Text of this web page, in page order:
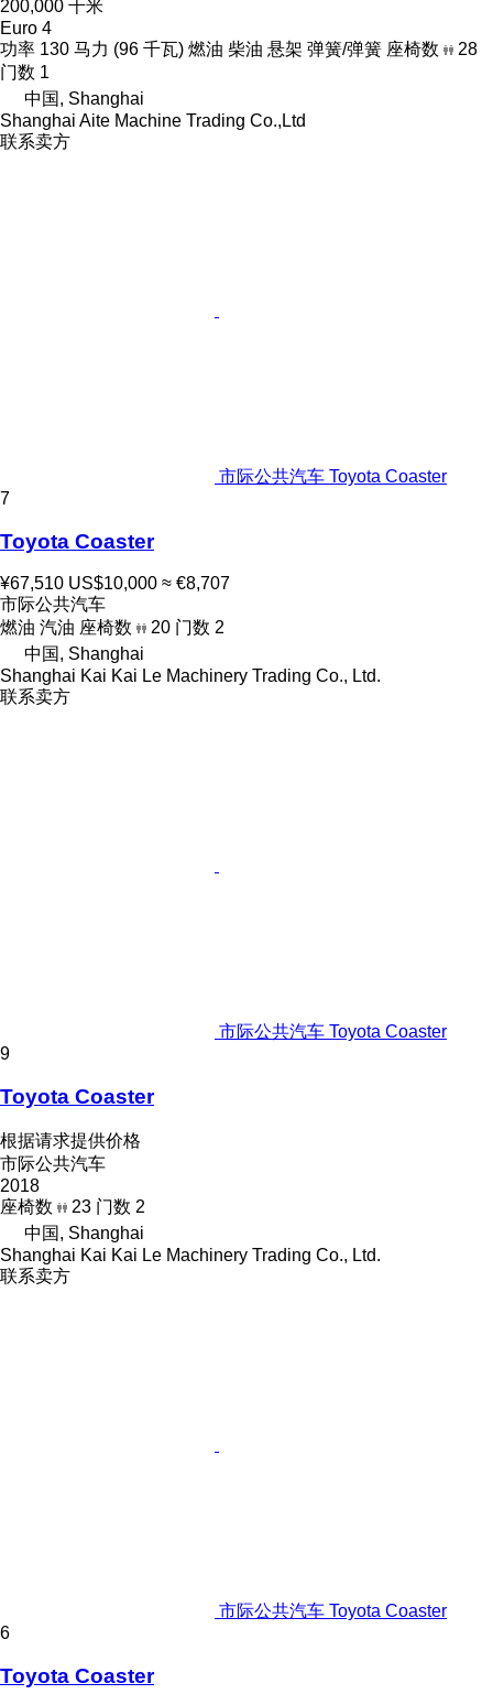
200,000 千米
Euro 4
功率 130 马力 (96 千瓦) 燃油 柴油 悬架 弹簧/弹簧 座椅数
28
门数 1
中国, Shanghai
Shanghai Aite Machine Trading Co.,Ltd
联系卖方
市际公共汽车 Toyota Coaster
7
Toyota Coaster
¥67,510 US$10,000 ≈ €8,707
市际公共汽车
燃油 汽油 座椅数 20 门数 2
中国, Shanghai
Shanghai Kai Kai Le Machinery Trading Co., Ltd.
联系卖方
市际公共汽车 Toyota Coaster
9
Toyota Coaster
根据请求提供价格
市际公共汽车
2018
座椅数
23 门数 2
中国, Shanghai
Shanghai Kai Kai Le Machinery Trading Co., Ltd.
联系卖方
市际公共汽车 Toyota Coaster
6
Toyota Coaster